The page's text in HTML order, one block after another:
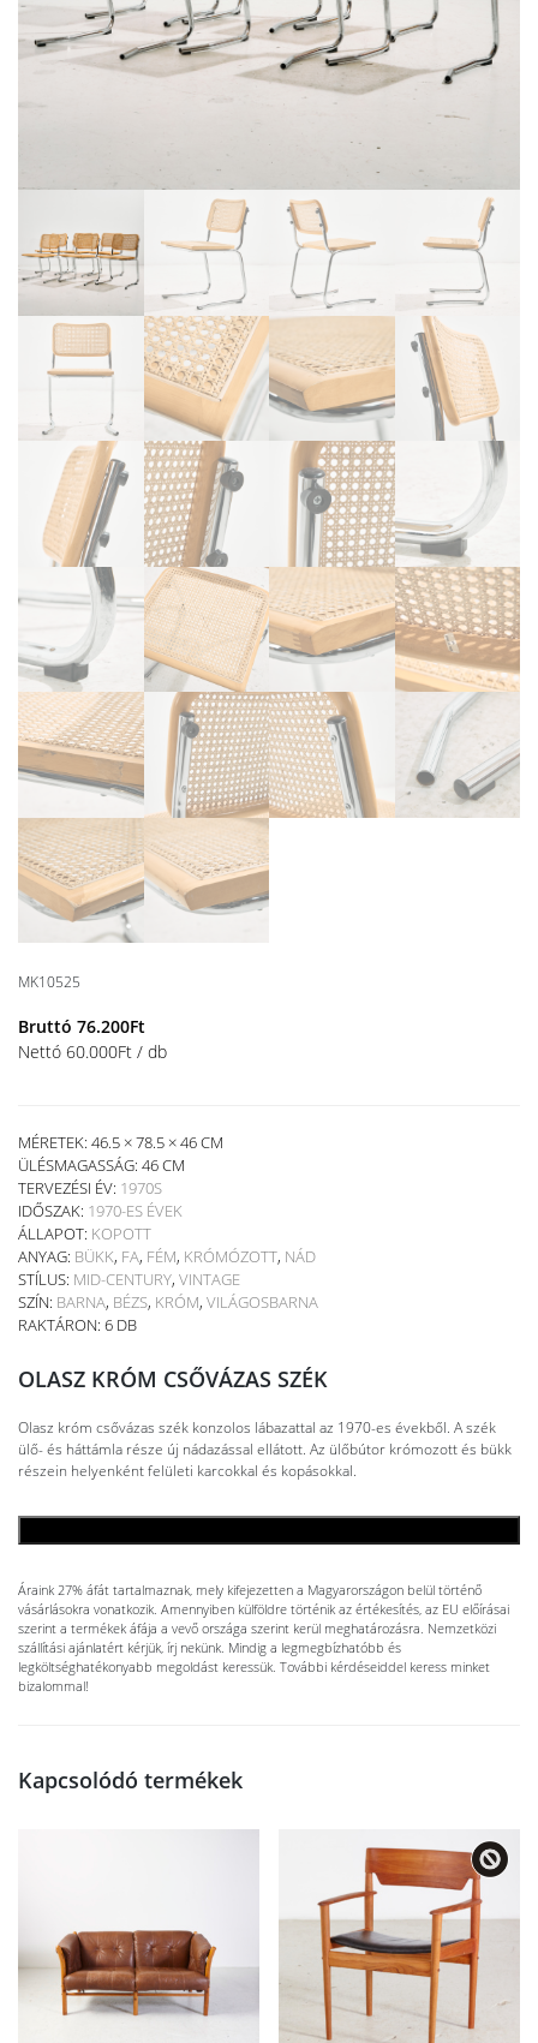
MK10525
Bruttó 76.200Ft
Nettó 60.000Ft / db
MÉRETEK: 46.5 × 78.5 × 46 CM
ÜLÉSMAGASSÁG: 46 CM
TERVEZÉSI ÉV: 1970S
IDŐSZAK: 1970-ES ÉVEK
ÁLLAPOT: KOPOTT
ANYAG: BÜKK, FA, FÉM, KRÓMÓZOTT, NÁD
STÍLUS: MID-CENTURY, VINTAGE
SZÍN: BARNA, BÉZS, KRÓM, VILÁGOSBARNA
RAKTÁRON: 6 DB
OLASZ KRÓM CSŐVÁZAS SZÉK
Olasz króm csővázas szék konzolos lábazattal az 1970-es évekből. A szék
ülő- és háttámla része új nádazással ellátott. Az ülőbútor krómozott és bükk
részein helyenként felületi karcokkal és kopásokkal.
Áraink 27% áfát tartalmaznak, mely kifejezetten a Magyarországon belül történő
vásárlásokra vonatkozik. Amennyiben külföldre történik az értékesítés, az EU előírásai
szerint a termékek áfája a vevő országa szerint kerül meghatározásra. Nemzetközi
szállítási ajánlatért kérjük, írj nekünk. Mindig a legmegbízhatóbb és
legköltséghatékonyabb megoldást keressük. További kérdéseiddel keress minket
bizalommal!
Kapcsolódó termékek